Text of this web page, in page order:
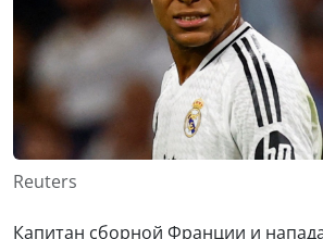
Reuters
Капитан сборной Франции и